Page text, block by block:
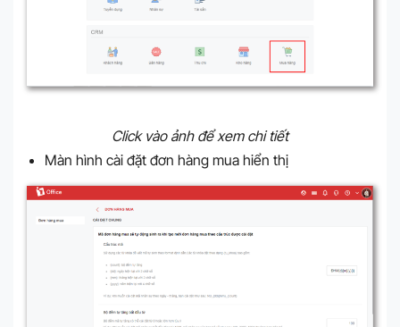
Click vào ảnh để xem chi tiết
Màn hình cài đặt đơn hàng mua hiển thị